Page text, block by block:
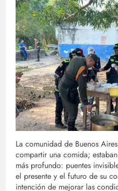
La comunidad de Buenos
compartir una comida;
más profundo: puentes
el presente y el futuro de su
intención de mejorar las